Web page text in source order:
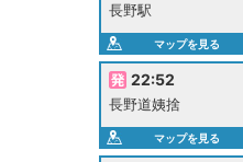
長野駅
マップを見る
22:52
長野道姨捨
マップを見る